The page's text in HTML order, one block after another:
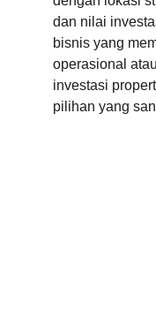
dan nilai
bisnis yang
operasional
investasi
pilihan yang